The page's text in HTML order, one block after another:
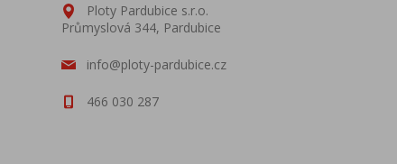
Ploty Pardubice s.r.o.
Průmyslová 344, Pardubice
info@ploty-pardubice.cz
466 030 287